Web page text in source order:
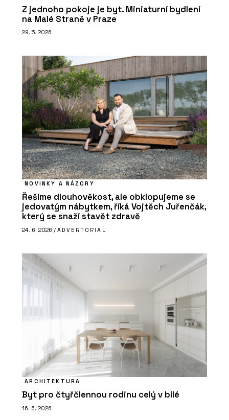
Z jednoho pokoje je byt. Miniaturní bydlení
na Malé Straně v Praze
29. 5. 2026
NOVINKY A NÁZORY
Řešíme dlouhověkost, ale obklopujeme se
jedovatým nábytkem, říká Vojtěch Juřenčák,
který se snaží stavět zdravě
24. 6. 2026 / ADVERTORIAL
ARCHITEKTURA
Byt pro čtyřčlennou rodinu celý v bílé
16. 6. 2026